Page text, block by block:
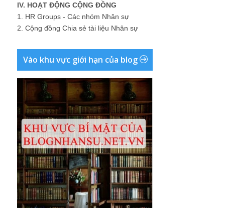
IV. HOẠT ĐỘNG CỘNG ĐỒNG
1. HR Groups - Các nhóm Nhân sự
2. Cộng đồng Chia sẻ tài liệu Nhân sự
Vào khu vực giới hạn của blog